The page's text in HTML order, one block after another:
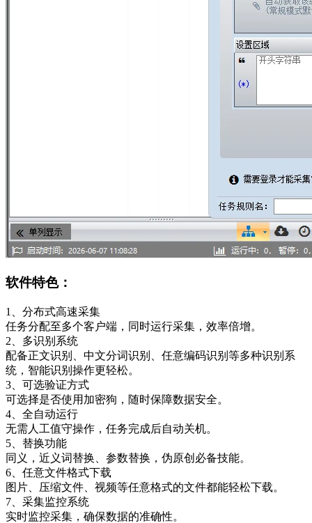
软件特色：
1、分布式高速采集
任务分配至多个客户端，同时运行采集，效率倍增。
2、多识别系统
配备正文识别、中文分词识别、任意编码识别等多种识别系
统，智能识别操作更轻松。
3、可选验证方式
可选择是否使用加密狗，随时保障数据安全。
4、全自动运行
无需人工值守操作，任务完成后自动关机。
5、替换功能
同义，近义词替换、参数替换，伪原创必备技能。
6、任意文件格式下载
图片、压缩文件、视频等任意格式的文件都能轻松下载。
7、采集监控系统
实时监控采集，确保数据的准确性。